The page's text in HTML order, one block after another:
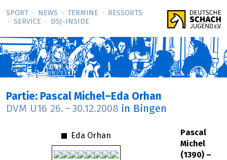
SPORT NEWS TERMINE
RESSORTS
SERVICE
DSJ-­INSIDE
Partie: Pascal Michel–Eda Orhan
DVM U16 26. – 30.12.2008 in Bingen
Eda Orhan
Pascal
Michel
(1390) –